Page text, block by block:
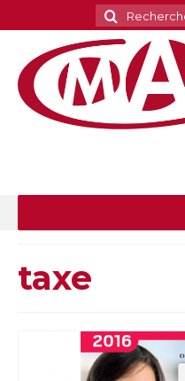
Rechercher
:
taxe